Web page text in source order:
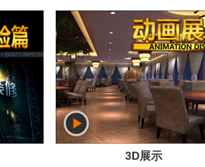
3D展示